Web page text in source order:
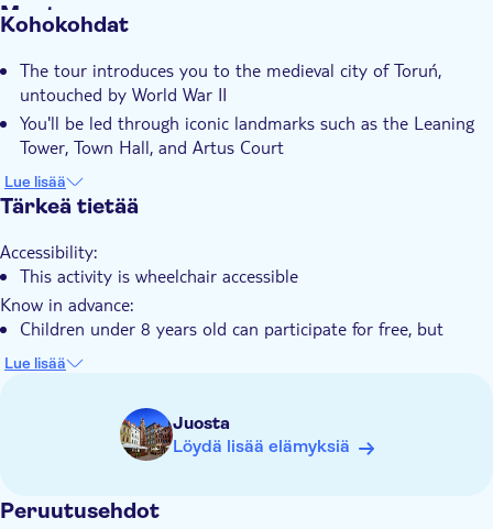
Muuta
Opastettu kierros
Yksityinen kierros
E-lippu
Hotel pick up
Transport included
Kohokohdat
The tour introduces you to the medieval city of Toruń,
untouched by World War II
You'll be led through iconic landmarks such as the Leaning
Tower, Town Hall, and Artus Court
A highlight includes exploring the ruins of the Teutonic
Order Castle and the birthplace of Nicolaus Copernicus
gingerbread, made from a traditional 16th-century recipe
Lue lisää
Tärkeä tietää
Accessibility:
This activity is wheelchair accessible
Know in advance:
Children under 8 years old can participate for free, but
please notify the local provider in advance if there will be
any children. Find the contact information on the voucher
Remember to bring:
Wear comfortable shoes
Lue lisää
Juosta
Löydä lisää elämyksiä
Peruutusehdot